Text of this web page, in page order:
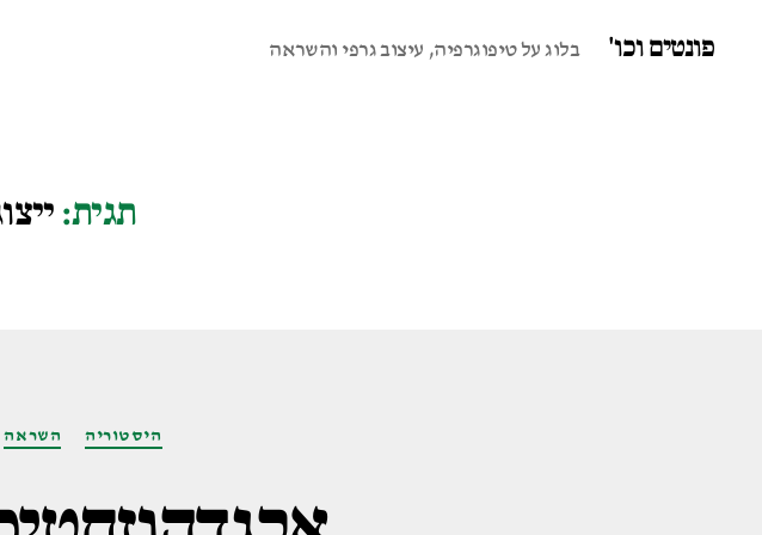
פונטים וכו' בלוג על טיפוגרפיה, עיצוב גרפי והשראה
תגית:
היסטוריה השראה